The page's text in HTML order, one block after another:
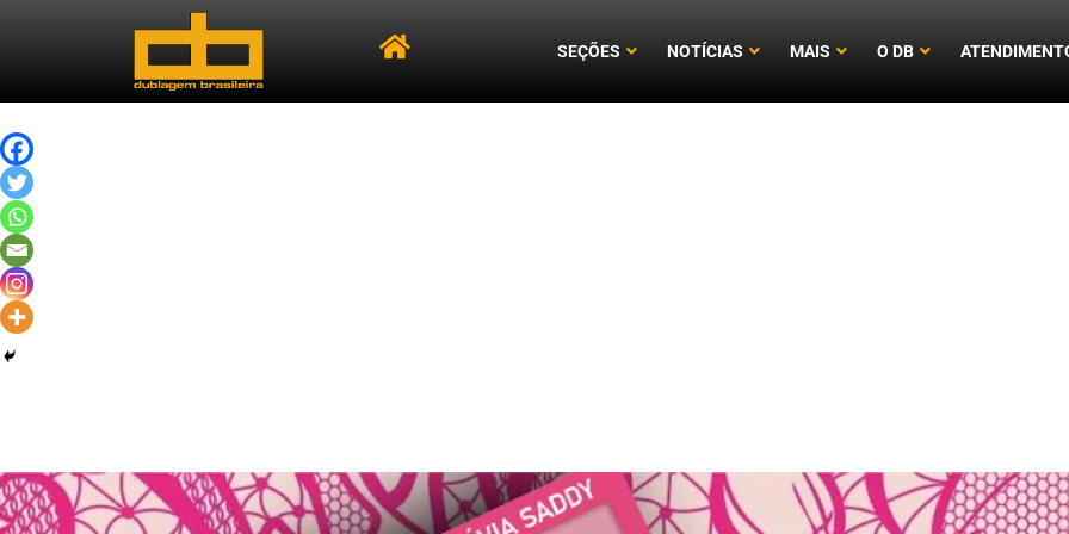
SEÇÕES NOTÍCIAS MAIS O DB